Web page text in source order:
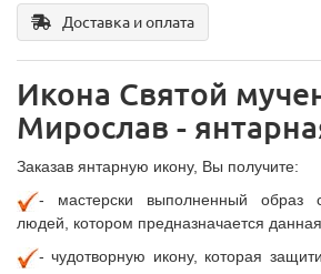
Доставка и оплата
Икона Святой
Мирослав -
Заказав янтарную икону, Вы получите:
- мастерски выполненный образ
людей, котором предназначается
- чудотворную икону, которая